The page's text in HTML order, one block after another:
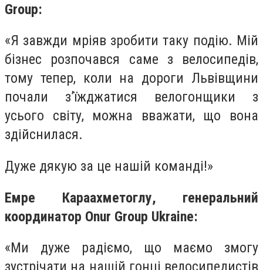
Group:
«Я завжди мріяв зробити таку подію. Мій
бізнес розпочався саме з велосипедів,
тому тепер, коли на дороги Львівщини
почали з’їжджатися велогонщики з
усього світу, можна вважати, що вона
здійснилася.
Дуже дякую за це нашій команді!»
Емре Караахметоглу, генеральний
координатор Onur Group Ukraine:
«Ми дуже радіємо, що маємо змогу
зустрічати на нашій гонці велосипедистів